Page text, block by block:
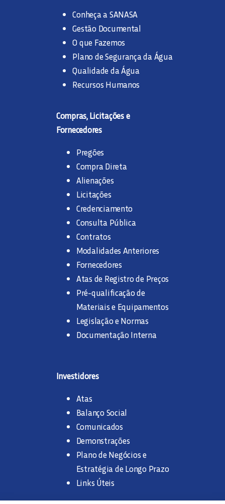
Conheça a SANASA
Gestão Documental
O que Fazemos
Plano de Segurança da Água
Qualidade da Água
Recursos Humanos
Compras, Licitações e
Fornecedores
Pregões
Compra Direta
Alienações
Licitações
Credenciamento
Consulta Pública
Contratos
Modalidades Anteriores
Fornecedores
Atas de Registro de Preços
Pré-qualificação de
Materiais e Equipamentos
Legislação e Normas
Documentação Interna
Investidores
Atas
Balanço Social
Comunicados
Demonstrações
Plano de Negócios e
Estratégia de Longo Prazo
Links Úteis